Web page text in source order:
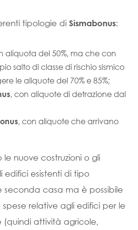
tipologie di Sismabonus:
aliquota del 50%, ma che con
salto di classe di rischio sismico
le aliquote del 70% e 85%;
, con aliquote di detrazione dal
, con aliquote che arrivano
nuove costruzioni o gli
edifici esistenti di tipo
seconda casa ma è possibile
relative agli edifici per le
attività agricole,